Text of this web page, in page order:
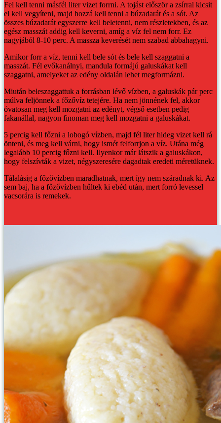
Fel kell tenni másfél liter vizet forrni. A tojást először a zsírral kicsit
el kell vegyíteni, majd hozzá kell tenni a búzadarát és a sót. Az
összes búzadarát egyszerre kell beletenni, nem részletekben, és az
egész masszát addig kell keverni, amíg a víz fel nem forr. Ez
nagyjából 8-10 perc. A massza keverését nem szabad abbahagyni.
Amikor forr a víz, tenni kell bele sót és bele kell szaggatni a
masszát. Fél evőkanálnyi, mandula formájú galuskákat kell
szaggatni, amelyeket az edény oldalán lehet megformázni.
Miután beleszaggattuk a forrásban lévő vízben, a galuskák pár perc
múlva feljönnek a főzővíz tetejére. Ha nem jönnének fel, akkor
óvatosan meg kell mozgatni az edényt, végső esetben pedig
fakanállal, nagyon finoman meg kell mozgatni a galuskákat.
5 percig kell főzni a lobogó vízben, majd fél liter hideg vizet kell rá
önteni, és meg kell várni, hogy ismét felforrjon a víz. Utána még
legalább 10 percig főzni kell. Ilyenkor már látszik a galuskákon,
hogy felszívták a vizet, négyszeresére dagadtak eredeti méretüknek.
Tálalásig a főzővízben maradhatnak, mert így nem száradnak ki. Az
sem baj, ha a főzővízben hűltek ki ebéd után, mert forró levessel
vacsorára is remekek.